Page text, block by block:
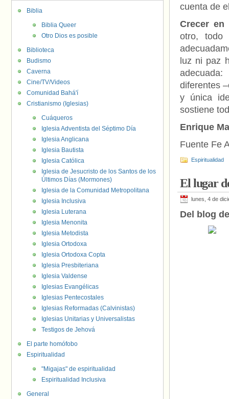
cuenta de
Crecer en
otro, todo
luz ni paz
diferentes
y única
sostiene
Enrique
Fuente Fe
Espiritualidad
El lugar
lunes, 4 de
Del blog
Biblia
Biblia Queer
Otro Dios es posible
Biblioteca
Budismo
Caverna
Cine/TV/Videos
Comunidad Bahá'í
Cristianismo (Iglesias)
Cuáqueros
Iglesia Adventista del Séptimo Día
Iglesia Anglicana
Iglesia Bautista
Iglesia Católica
Iglesia de Jesucristo de los Santos de los
Últimos Días (Mormones)
Iglesia de la Comunidad Metropolitana
Iglesia Inclusiva
Iglesia Luterana
Iglesia Menonita
Iglesia Metodista
Iglesia Ortodoxa
Iglesia Ortodoxa Copta
Iglesia Presbiteriana
Iglesia Valdense
Iglesias Evangélicas
Iglesias Pentecostales
Iglesias Reformadas (Calvinistas)
Iglesias Unitarias y Universalistas
Testigos de Jehová
El parte homófobo
Espiritualidad
"Migajas" de espiritualidad
Espiritualidad Inclusiva
General